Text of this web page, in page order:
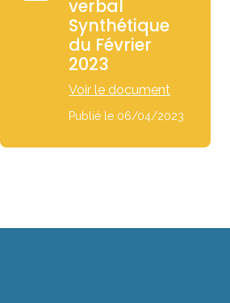
verbal
Synthétique
du Février
2023
Voir le document
Publié le 06/04/2023